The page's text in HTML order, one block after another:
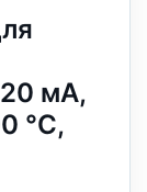
мА,
°C,